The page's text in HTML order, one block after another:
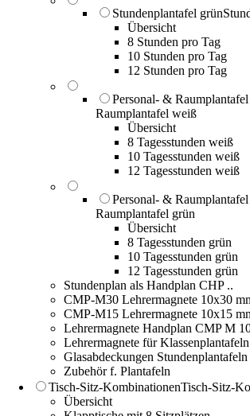
Stundenplantafel grün
Übersicht
8 Stunden pro Tag
10 Stunden pro Tag
12 Stunden pro Tag
Personal- &
Raumplantafel weiß
Übersicht
8 Tagesstunden weiß
10 Tagesstunden weiß
12 Tagesstunden weiß
Personal- &
Raumplantafel grün
Übersicht
8 Tagesstunden grün
10 Tagesstunden grün
12 Tagesstunden grün
Stundenplan als Handplan CHP ..
CMP-M30 Lehrermagnete 10x30
CMP-M15 Lehrermagnete 10x15
Lehrermagnete Handplan CMP M
Lehrermagnete für Klassenplantafeln
Glasabdeckungen Stundenplantafeln
Zubehör f. Plantafeln
Tisch-Sitz-KombinationenTisch-Sitz-
Übersicht